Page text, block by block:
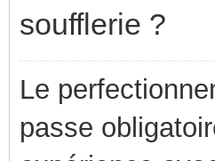
soufflerie ?
Le
passe